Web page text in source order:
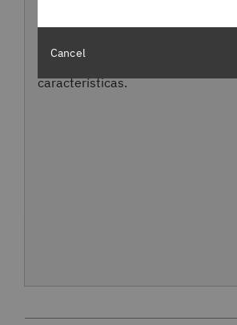
Obtenga acceso a IBM Db2 SaaS,
características.
Cancel